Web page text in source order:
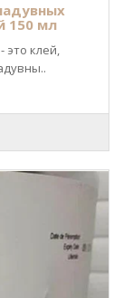
150 мл
это клей,